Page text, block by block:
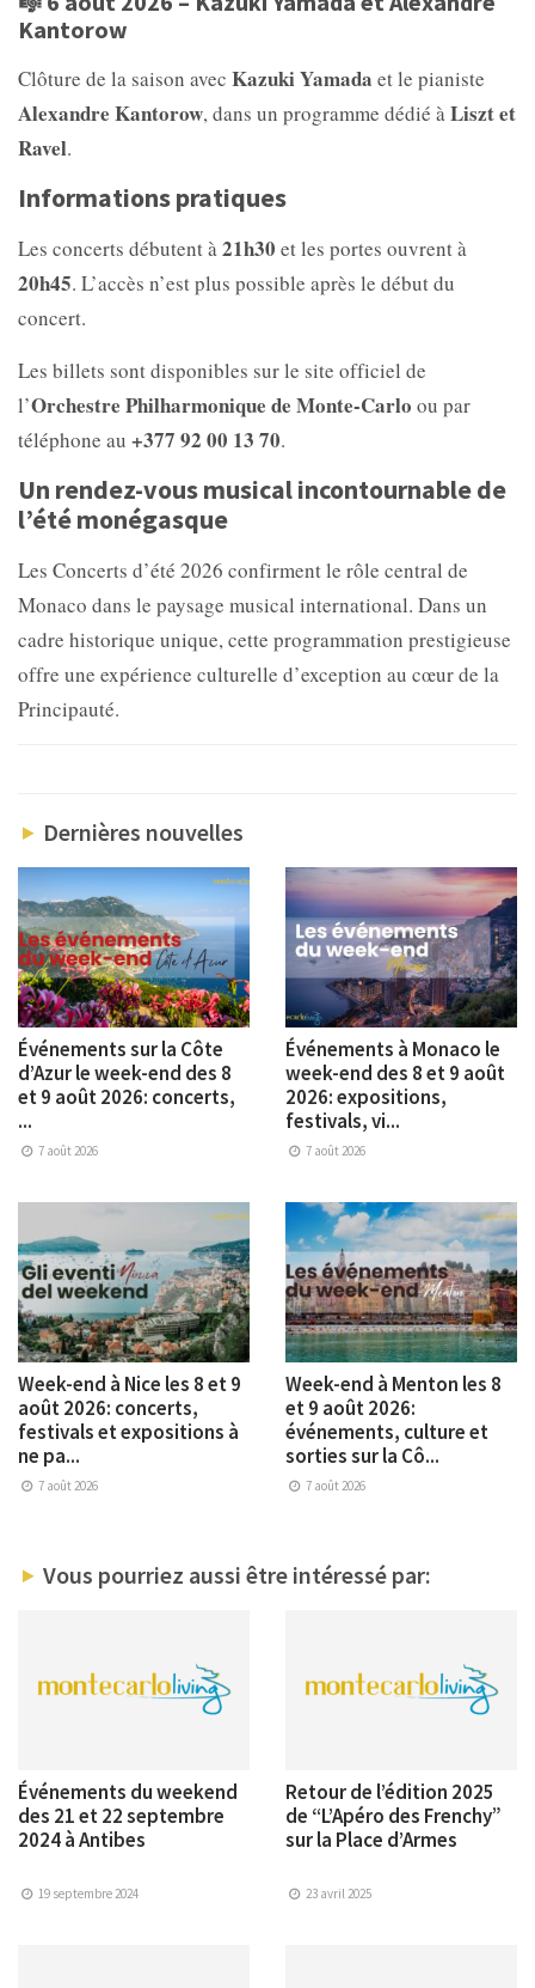
Kantorow
Clôture de la saison avec Kazuki Yamada et le pianiste
Alexandre Kantorow, dans un programme dédié à Liszt et
Ravel.
Informations pratiques
Les concerts débutent à 21h30 et les portes ouvrent à
20h45. L’accès n’est plus possible après le début du
concert.
Les billets sont disponibles sur le site officiel de
l’Orchestre Philharmonique de Monte-Carlo ou par
téléphone au +377 92 00 13 70.
Un rendez-vous musical incontournable de
l’été monégasque
Les Concerts d’été 2026 confirment le rôle central de
Monaco dans le paysage musical international. Dans un
cadre historique unique, cette programmation prestigieuse
offre une expérience culturelle d’exception au cœur de la
Principauté.
Dernières nouvelles
Événements sur la Côte
d’Azur le week-end des 8
et 9 août 2026: concerts,
...
7 août 2026
Événements à Monaco le
week-end des 8 et 9 août
2026: expositions,
festivals, vi...
7 août 2026
Week-end à Nice les 8 et 9
août 2026: concerts,
festivals et expositions à
ne pa...
7 août 2026
Week-end à Menton les 8
et 9 août 2026:
événements, culture et
sorties sur la Cô...
7 août 2026
Vous pourriez aussi être intéressé par:
Événements du weekend
des 21 et 22 septembre
2024 à Antibes
19 septembre 2024
Retour de l’édition 2025
de “L’Apéro des Frenchy”
sur la Place d’Armes
23 avril 2025